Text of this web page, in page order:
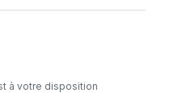
à votre disposition